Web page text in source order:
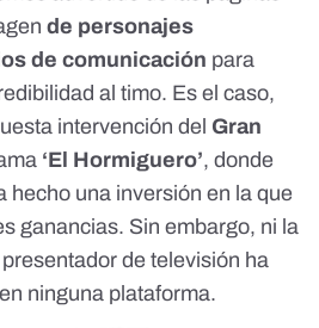
de personajes
de comunicación para
al timo. Es el caso,
intervención del Gran
‘El Hormiguero’, donde
hecho una inversión en la que
ganancias. Sin embargo, ni la
de televisión ha
ninguna plataforma.